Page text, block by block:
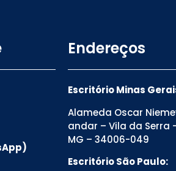
Endereços
Escritório Minas
Alameda Oscar
andar – Vila da Serra
MG – 34006-049
Escritório São Paulo: